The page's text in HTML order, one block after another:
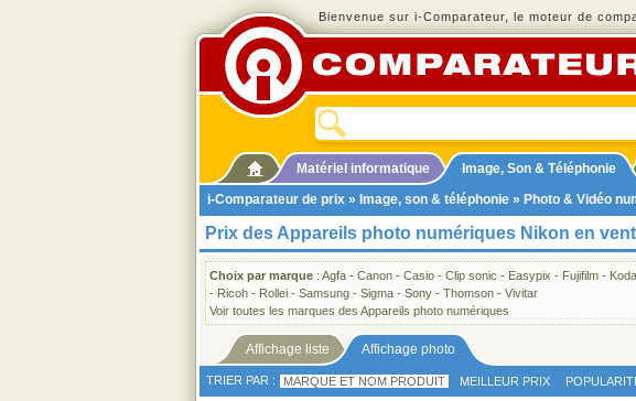
Bienvenue sur i-Comparateur, le moteur de
Matériel informatique Image, Son & Téléphonie
i-Comparateur de prix » Image, son & téléphonie » Photo & Vidéo
Prix des Appareils photo numériques Nikon en
Choix par marque : Agfa - Canon - Casio - Clip sonic - Easypix - Fujifilm -
- Ricoh - Rollei - Samsung - Sigma - Sony - Thomson - Vivitar
Voir toutes les marques des Appareils photo numériques
Affichage liste Affichage photo
TRIER PAR : MARQUE ET NOM PRODUIT MEILLEUR PRIX